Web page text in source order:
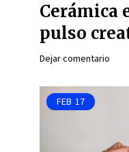
Cerámica
pulso
Dejar comentario
FEB 17